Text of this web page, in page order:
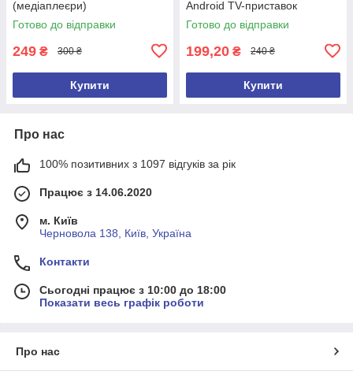
(медіаплеєри)
Готово до відправки
249 ₴ 300 ₴
Купити
Android TV-приставок
Готово до відправки
199,20 ₴ 240 ₴
Купити
Про нас
100% позитивних з 1097 відгуків за рік
Працює з 14.06.2020
м. Київ
Черновола 138, Київ, Україна
Контакти
Сьогодні працює з 10:00 до 18:00
Показати весь графік роботи
Про нас